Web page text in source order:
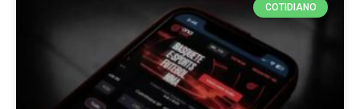
COTIDIANO